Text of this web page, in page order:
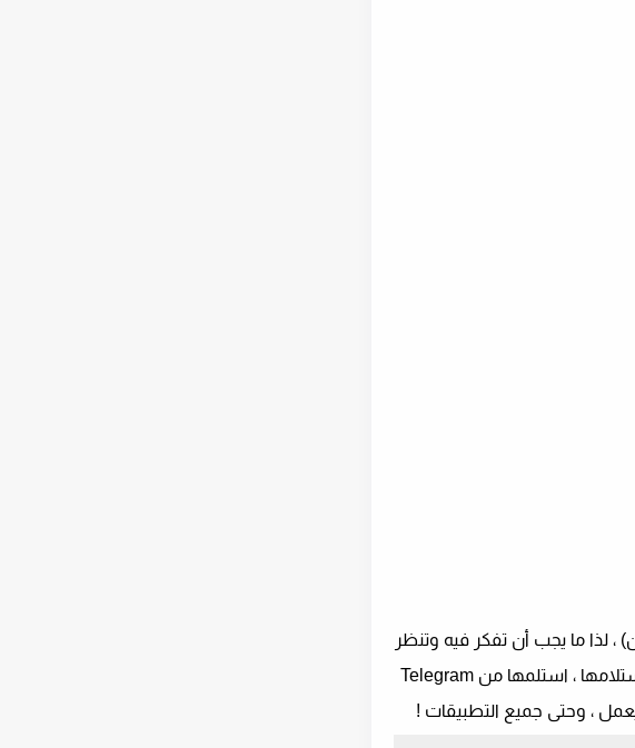
لذا ما يجب أن تفكر فيه وتنظر
إليه أولاً هو التأكد من أن صوت الإشعار على جهازك الهاتف مرتفع بما يكفي لتلقي التنبيه بوجود رسالة تم استلامها ، استلمها من Telegram